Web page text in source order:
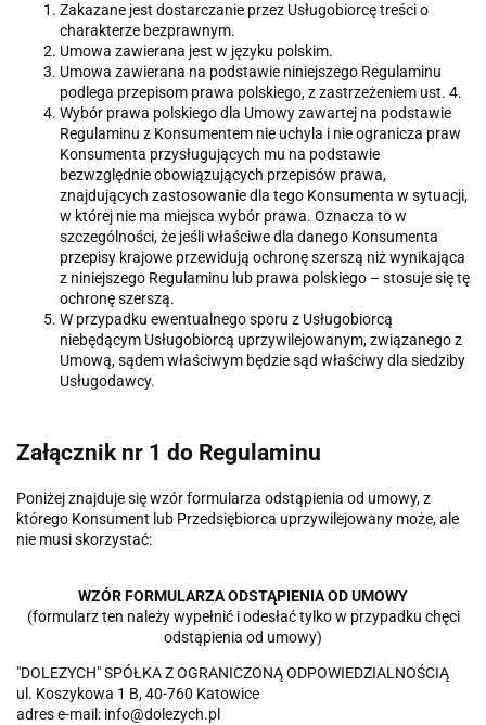
Zakazane jest dostarczanie przez Usługobiorcę treści o
charakterze bezprawnym.
Umowa zawierana jest w języku polskim.
Umowa zawierana na podstawie niniejszego Regulaminu
podlega przepisom prawa polskiego, z zastrzeżeniem ust. 4.
Wybór prawa polskiego dla Umowy zawartej na podstawie
Regulaminu z Konsumentem nie uchyla i nie ogranicza praw
Konsumenta przysługujących mu na podstawie
bezwzględnie obowiązujących przepisów prawa,
znajdujących zastosowanie dla tego Konsumenta w sytuacji,
w której nie ma miejsca wybór prawa. Oznacza to w
szczególności, że jeśli właściwe dla danego Konsumenta
przepisy krajowe przewidują ochronę szerszą niż wynikająca
z niniejszego Regulaminu lub prawa polskiego – stosuje się tę
ochronę szerszą.
W przypadku ewentualnego sporu z Usługobiorcą
niebędącym Usługobiorcą uprzywilejowanym, związanego z
Umową, sądem właściwym będzie sąd właściwy dla siedziby
Usługodawcy.
Załącznik nr 1 do Regulaminu
Poniżej znajduje się wzór formularza odstąpienia od umowy, z
którego Konsument lub Przedsiębiorca uprzywilejowany może, ale
nie musi skorzystać:
WZÓR FORMULARZA ODSTĄPIENIA OD UMOWY
(formularz ten należy wypełnić i odesłać tylko w przypadku chęci
odstąpienia od umowy)
"DOLEZYCH" SPÓŁKA Z OGRANICZONĄ ODPOWIEDZIALNOŚCIĄ
ul. Koszykowa 1 B, 40-760 Katowice
adres e-mail: info@dolezych.pl